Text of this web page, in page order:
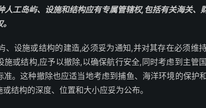
人工岛屿、设施和结构应有专属管辖权,包括有关海关、
设施或结构的建造,必须妥为通知,并对其存在必须维
施或结构,应予以撤除,以确保航行安全,同时考虑到主管
。这种撤除也应适当地考虑到捕鱼、海洋环境的保护
结构的深度、位置和大小应妥为公布。